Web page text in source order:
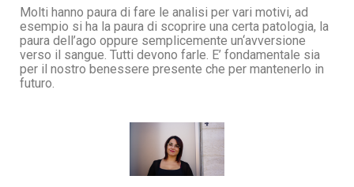
Molti hanno paura di fare le analisi per vari motivi, ad
esempio si ha la paura di scoprire una certa patologia, la
paura dell’ago oppure semplicemente un‘avversione
verso il sangue. Tutti devono farle. E’ fondamentale sia
per il nostro benessere presente che per mantenerlo in
futuro.